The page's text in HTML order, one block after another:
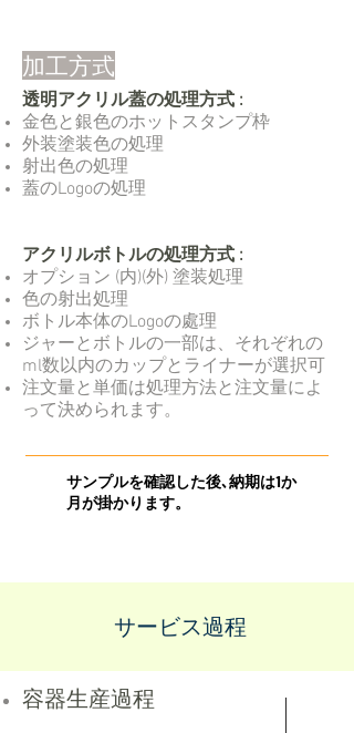
加工方式
透明アクリル蓋の処理方式 :
金色と銀色のホットスタンプ枠
外装塗装色の処理
射出色の処理
蓋のLogoの処理
アクリルボトルの処理方式 :
オプション (内)(外) 塗装処理
色の射出処理
ボトル本体のLogoの處理
ジャーとボトルの一部は、それぞれの
ml数以内のカップとライナーが選択可
注文量と単価は処理方法と注文量によ
って決められます。
サンプルを確認した後､納期は1か
月が掛かります。
サービス過程
容器生産過程